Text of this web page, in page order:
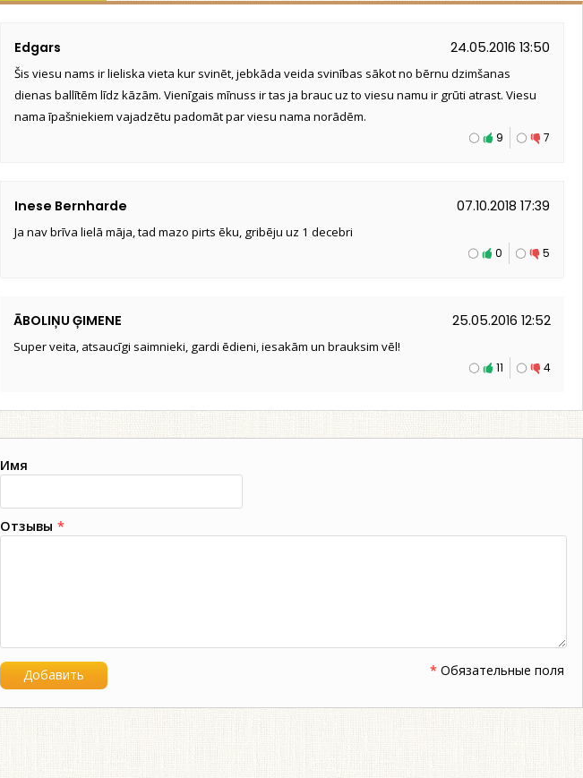
Edgars 24.05.2016 13:50
Šis viesu nams ir lieliska vieta kur svinēt, jebkāda veida svinības sākot no bērnu dzimšanas
dienas ballītēm līdz kāzām. Vienīgais mīnuss ir tas ja brauc uz to viesu namu ir grūti atrast. Viesu
nama īpašniekiem vajadzētu padomāt par viesu nama norādēm.
7
9
Inese Bernharde 07.10.2018 17:39
Ja nav brīva lielā māja, tad mazo pirts ēku, gribēju uz 1 decebri
5
0
ĀBOLIŅU ĢIMENE 25.05.2016 12:52
Super veita, atsaucīgi saimnieki, gardi ēdieni, iesakām un brauksim vēl!
4
11
Имя
Отзывы *
* Обязательные поля